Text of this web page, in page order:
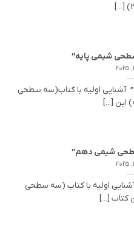
شیمی پایه”
اولیه با کتاب(سه سطحی
این [...]
شیمی دهم”
کتاب”سه سطحی شیمی 1″ آشنایی اولیه با کتاب (سه سطحی